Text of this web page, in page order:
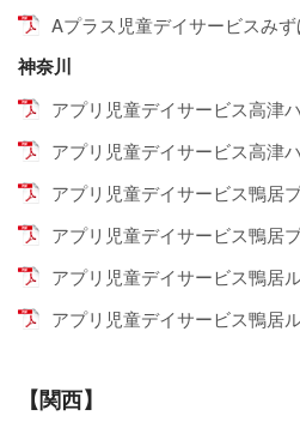
Aプラス児童デイサービスみず
神奈川
アプリ児童デイサービス高津
アプリ児童デイサービス高津
アプリ児童デイサービス鴨居
アプリ児童デイサービス鴨居
アプリ児童デイサービス鴨居
アプリ児童デイサービス鴨居
【関西】